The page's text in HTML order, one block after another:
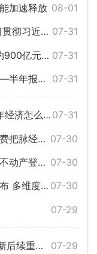
08-01
加速释放
07-31
工作重要讲话精神等
07-31
育儿补贴方案
07-31
看信心③
07-31
怎么干？
07-30
力与动能③
07-30
“跨省通办”
07-30
发展“节节高”
07-29
07-29
点在哪？